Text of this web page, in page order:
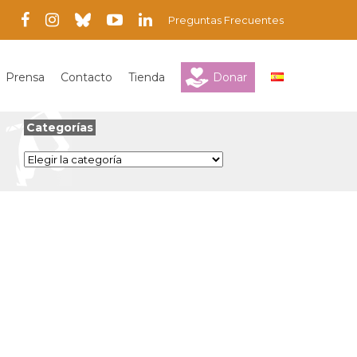
Preguntas Frecuentes
Prensa Contacto Tienda Donar
Categorías
Categorías